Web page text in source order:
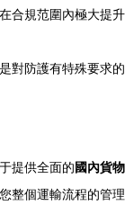
合規范圍內極大提升
對防護有特殊要求的
提供全面的國內貨物
整個運輸流程的管理